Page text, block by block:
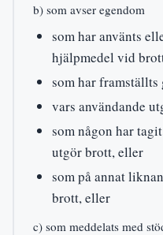
b) som avser egendom
som har använts
hjälpmedel vid
som har framställts
vars användande
som någon har
utgör brott, eller
som på annat
brott, eller
c) som meddelats med